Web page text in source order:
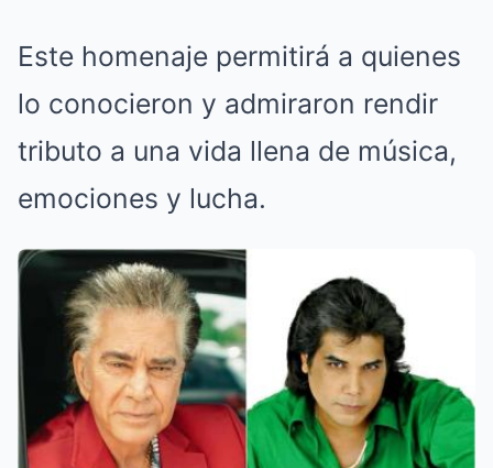
Este homenaje permitirá a quienes
lo conocieron y admiraron rendir
tributo a una vida llena de música,
emociones y lucha.